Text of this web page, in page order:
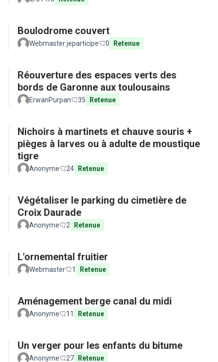
Boulodrome couvert
Webmaster jeparticipe 0 Retenue
Réouverture des espaces verts des
bords de Garonne aux toulousains
ErwanPurpan 35 Retenue
Nichoirs à martinets et chauve souris +
pièges à larves ou à adulte de moustique
tigre
Anonyme 24 Retenue
Végétaliser le parking du cimetière de
Croix Daurade
Anonyme 2 Retenue
L'ornemental fruitier
Webmaster 1 Retenue
Aménagement berge canal du midi
Anonyme 11 Retenue
Un verger pour les enfants du bitume
Anonyme 27 Retenue